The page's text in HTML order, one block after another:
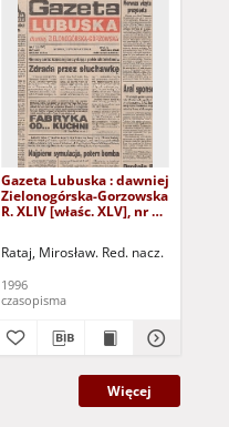
Gazeta Lubuska : dawniej
Zielonogórska-Gorzowska
R. XLIV [właśc. XLV], nr 52
Rataj, Mirosław. Red. nacz.
1996
czasopisma
Więcej